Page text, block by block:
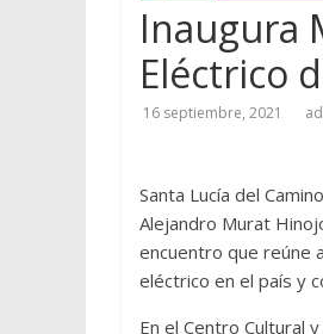
Inaugura
Eléctrico
16 septiembre, 2021
Santa Lucía del
Alejandro Murat
encuentro que reúne
eléctrico en el país y
En el Centro Cultural